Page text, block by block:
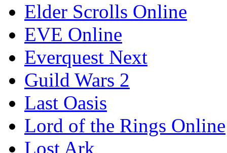
Elder Scrolls Online
EVE Online
Everquest Next
Guild Wars 2
Last Oasis
Lord of the Rings Online
Lost Ark